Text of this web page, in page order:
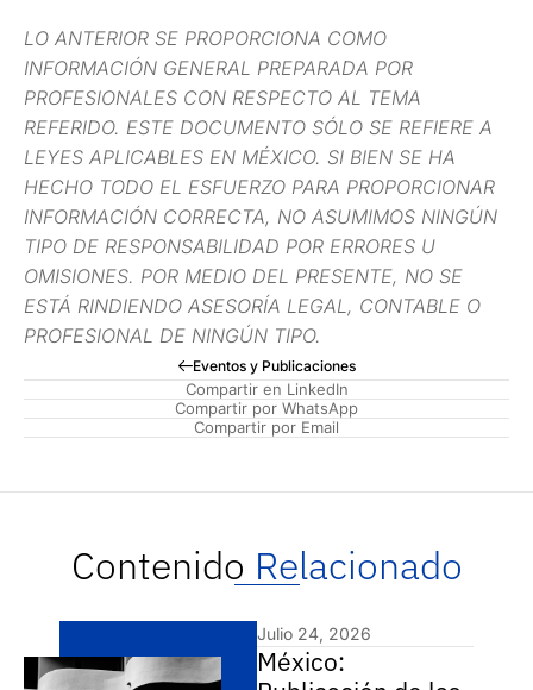
Eventos y Publicaciones
Compartir en LinkedIn
Compartir por WhatsApp
Compartir por Email
LO ANTERIOR SE PROPORCIONA COMO
INFORMACIÓN GENERAL PREPARADA POR
PROFESIONALES CON RESPECTO AL TEMA
REFERIDO. ESTE DOCUMENTO SÓLO SE REFIERE A
LEYES APLICABLES EN MÉXICO. SI BIEN SE HA
HECHO TODO EL ESFUERZO PARA PROPORCIONAR
INFORMACIÓN CORRECTA, NO ASUMIMOS NINGÚN
TIPO DE RESPONSABILIDAD POR ERRORES U
OMISIONES. POR MEDIO DEL PRESENTE, NO SE
ESTÁ RINDIENDO ASESORÍA LEGAL, CONTABLE O
PROFESIONAL DE NINGÚN TIPO.
Contenido Relacionado
Julio 24, 2026
México: